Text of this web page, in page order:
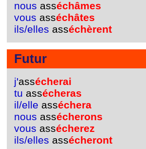
nous asséchâmes
vous asséchâtes
ils/elles asséchèrent
Futur
j'assécherai
tu assécheras
il/elle asséchera
nous assécherons
vous assécherez
ils/elles assécheront